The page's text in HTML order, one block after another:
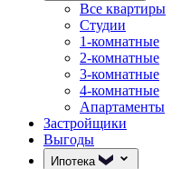
Все квартиры
Студии
1-комнатные
2-комнатные
3-комнатные
4-комнатные
Апартаменты
Застройщики
Выгоды
Ипотека